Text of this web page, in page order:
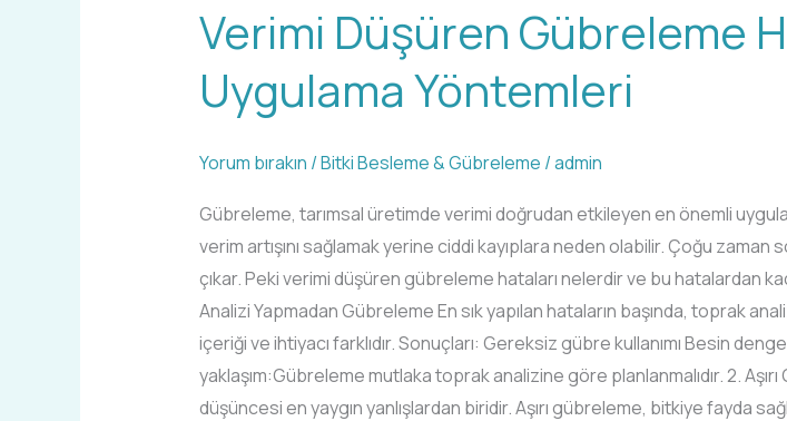
Verimi Düşüren Gübreleme
Uygulama Yöntemleri
Yorum bırakın /Bitki Besleme & Gübreleme /admin
Gübreleme, tarımsal üretimde verimi doğrudan etkileyen en önemli
verim artışını sağlamak yerine ciddi kayıplara neden olabilir. Çoğu
çıkar. Peki verimi düşüren gübreleme hataları nelerdir ve bu hatalardan
Analizi Yapmadan Gübreleme En sık yapılan hataların başında, toprak
içeriği ve ihtiyacı farklıdır. Sonuçları: Gereksiz gübre kullanımı Besin
yaklaşım:Gübreleme mutlaka toprak analizine göre planlanmalıdır. 2.
düşüncesi en yaygın yanlışlardan biridir. Aşırı gübreleme, bitkiye fayda